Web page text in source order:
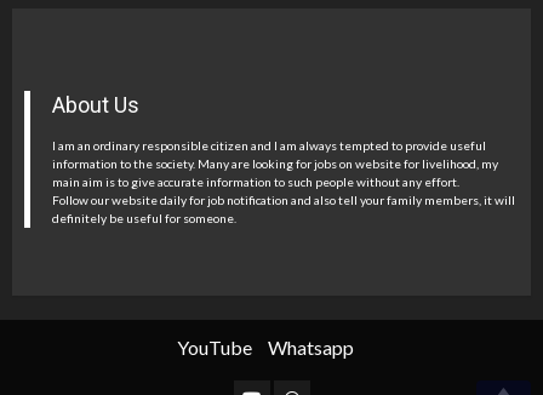
About Us
I am an ordinary responsible citizen and I am always tempted to provide useful
information to the society. Many are looking for jobs on website for livelihood, my
main aim is to give accurate information to such people without any effort.
Follow our website daily for job notification and also tell your family members, it will
definitely be useful for someone.
YouTube Whatsapp